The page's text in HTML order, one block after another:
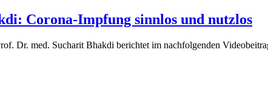
Corona-Impfung sinnlos und nutzlos
Dr. med. Sucharit Bhakdi berichtet im nachfolgenden